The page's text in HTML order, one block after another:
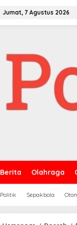
Jumat, 7 Agustus 2026
Berita Olahraga
Politik Sepakbola